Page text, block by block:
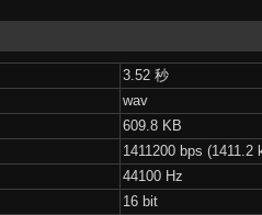
3.52 秒
wav
609.8 KB
1411200 bps (1411.2
44100 Hz
16 bit